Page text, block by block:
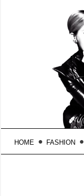
HOME FASHION